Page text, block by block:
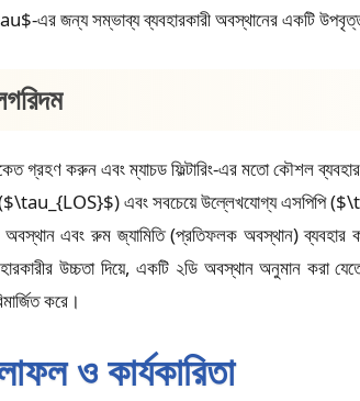
এর জন্য সম্ভাব্য ব্যবহারকারী অবস্থানের একটি
গ্রহণ করুন এবং ম্যাচড ফিল্টারিং-এর মতো কৌশল
এবং সবচেয়ে উল্লেখযোগ্য
অবস্থান এবং রুম জ্যামিতি (প্রতিফলক অবস্থান)
উচ্চতা দিয়ে, একটি ২ডি অবস্থান অনুমান করা
করে।
ও কার্যকারিতা